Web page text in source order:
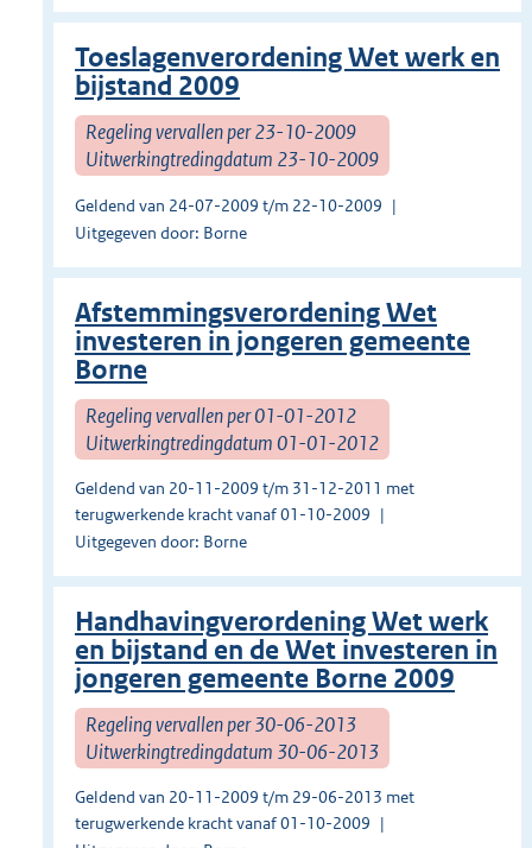
Toeslagenverordening Wet werk en
bijstand 2009
Regeling vervallen per 23-10-2009
Uitwerkingtredingdatum 23-10-2009
Geldend van 24-07-2009 t/m 22-10-2009
Uitgegeven door: Borne
Afstemmingsverordening Wet
investeren in jongeren gemeente
Borne
Regeling vervallen per 01-01-2012
Uitwerkingtredingdatum 01-01-2012
Geldend van 20-11-2009 t/m 31-12-2011 met
terugwerkende kracht vanaf 01-10-2009
Uitgegeven door: Borne
Handhavingverordening Wet werk
en bijstand en de Wet investeren in
jongeren gemeente Borne 2009
Regeling vervallen per 30-06-2013
Uitwerkingtredingdatum 30-06-2013
Geldend van 20-11-2009 t/m 29-06-2013 met
terugwerkende kracht vanaf 01-10-2009